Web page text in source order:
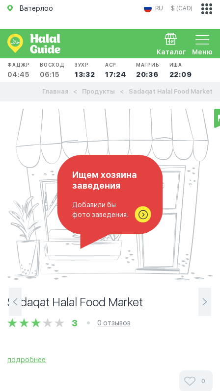
Ватерлоо RU $ (CAD)
Меню
Каталог
ФАДЖР
04:45
ВОСХОД
06:15
ЗУХР
13:32
АСР
17:24
МАГРИБ
20:36
ИША
22:09
Главная Продукты Sadaqat Halal Food Market
Ищем хозяина
заведения
Добавили бы
фото заведения..
Sadaqat Halal Food Market
3 0 отзывов
подробнее
0